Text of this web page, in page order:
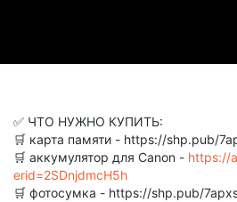
✅ ЧТО НУЖНО КУПИТЬ:
🛒 карта памяти - https://shp.pub/
🛒 аккумулятор для Canon - https://
erid=2SDnjdmcH5h
🛒 фотосумка - https://shp.pub/